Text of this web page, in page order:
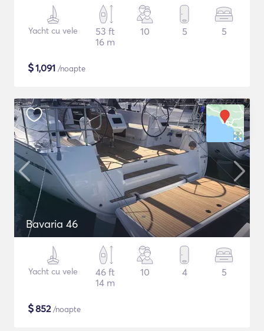
Yacht cu vele
53 ft
16 m
10 5 5
$1,091 /noapte
Bavaria 46
Yacht cu vele
46 ft
14 m
10 4 5
$852/noapte